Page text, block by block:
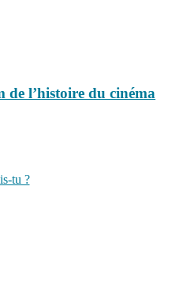
de l’histoire du cinéma
tu ?